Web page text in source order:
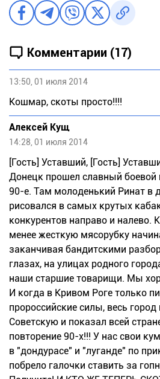
Комментарии (17)
13:50, 01 июля 2014
Кошмар, скоты просто!!!!
Алексей Кущ
14:28, 01 июля 2014
[Гость] Уставший, [Гость]
Донецк прошел славный боевой
90-е. Там молоденький Ринат в
рисовался в самых крутых
конкурентов направо и налево.
менее жесткую мясорубку
заканчивая бандитскими
глазах, на улицах родного
наши старшие товарищи. Мы
И когда в Кривом Роге только
пророссийские силы, весь
Советскую и показал всей
повторение 90-х!!! У нас свои
в "дондурасе" и "луганде" по
побрело галочки ставить за